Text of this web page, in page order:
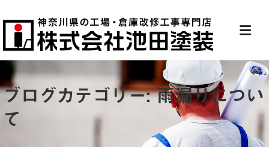
ブログカテゴリー:雨漏りについ
て